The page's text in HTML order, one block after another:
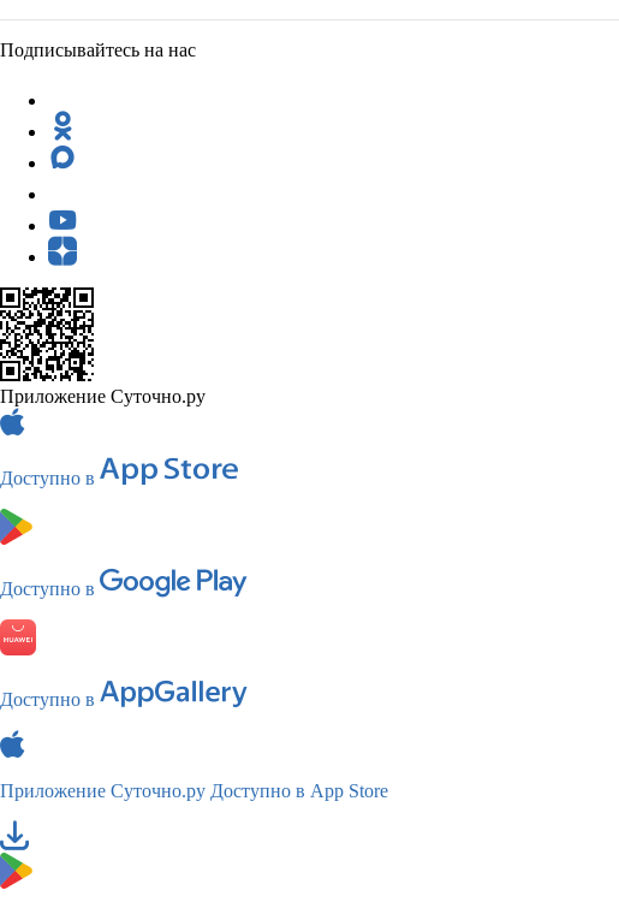
Подписывайтесь на нас
Приложение Суточно.ру
Доступно в
Доступно в
Доступно в
Приложение Суточно.ру Доступно в App Store